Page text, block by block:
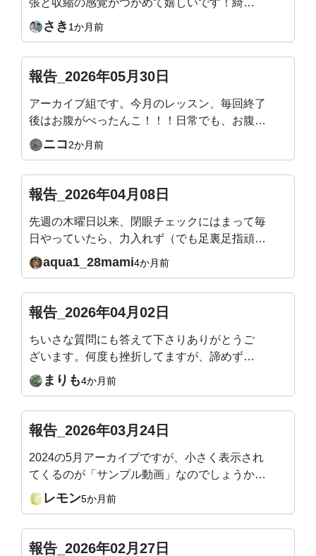
張と収縮の感覚がつかめて嬉しいです！綺麗
な姿勢になることが目的で入会したのでまだ
まだ継続頑張ります！
さき 1か月前
報告_2026年05月30日
アーカイブ組です。今月のレッスン、毎回終了
後はお腹がぺったんこ！！！日常でも、お腹の
感覚がわかるようになってきて嬉しいです。来
月のテーマもすごく楽しみです！
ニコ2か月前
報告_2026年04月08日
先週の木曜日以来、閉眼チェックにはまって毎
日やっていたら、力入れず（でも足裏足指頑張
る）立てるようになりました。頭の位置は？ス
ウェイバックになってない？とか確認しなが
始めて、ライブレッスンの度にカラダの気づき
があり、体力もついてきて嬉しい限りです。明
日も楽しみです。どうぞよろしくお願いいたし
ます🙇
aqua1_28mami4か月前
報告_2026年04月02日
ちいさな質問にも答えて下さりありがとうご
ざいます。何度も挫折してますが、諦めず自
分と向き合っています。お人柄もお手本です
🍀
まりも4か月前
報告_2026年03月24日
2024の5月アーカイブですが、小さく表示され
てくるのが「サンプル動画」なのでしょうか？
最近、アーカイブをBGM？のように、よく見
（聴い）ています。あぁそういうことか、、後
間を楽しんでいます。
レモン5か月前
報告_2026年02月27日